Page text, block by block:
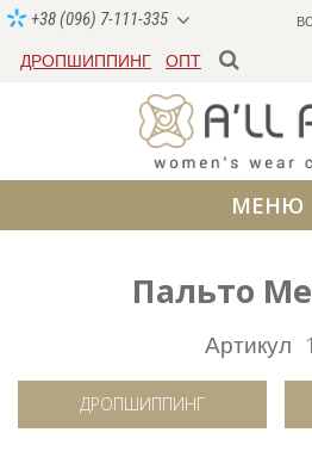
+38 (096) 7-111-335
ДРОПШИППИНГ ОПТ
МЕНЮ
Пальто
Артикул
ДРОПШИППИНГ